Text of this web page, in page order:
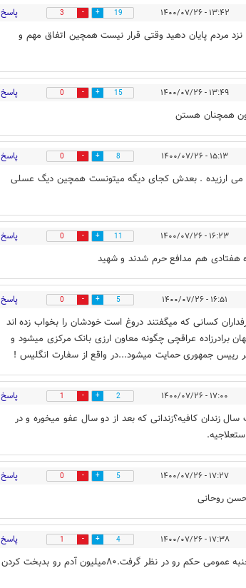
۱۳:۴۲ - ۱۴۰۰/۰۷/۲۶ 19
3 پاسخ
مردم پایان دهید وقتی قرار نیست همچین اتفاق مهم و
۱۳:۴۹ - ۱۴۰۰/۰۷/۲۶ 15
0 پاسخ
همچنان هستن
۱۵:۱۳ - ۱۴۰۰/۰۷/۲۶ 8
0 پاسخ
ارزیده . بعدش کجای دیگه میتونست همچین دیگ عسلی
۱۶:۲۳ - ۱۴۰۰/۰۷/۲۶ 11
0 پاسخ
هم مدافع حرم شدند و شهید
۱۶:۵۱ - ۱۴۰۰/۰۷/۲۶ 5
0 پاسخ
کسانی که میگفتند دروغ است خودشان را بخواب زده اند
برادرزاده عراقچی چگونه معاون ارزی بانک مرکزی میشود و
رییس جمهوری حمایت میشود...در واقع از سفارت انگلیس !
۱۷:۰۰ - ۱۴۰۰/۰۷/۲۶ 2
1 پاسخ
زندان کافیه؟زندانی که بعد از دو سال عفو میخوره و در
۱۷:۲۷ - ۱۴۰۰/۰۷/۲۶ 5
0 پاسخ
روحانی
۱۷:۳۸ - ۱۴۰۰/۰۷/۲۶ 4
1 پاسخ
واقعا هنگام صدور حکم نباید جنبه عمومی حکم رو در نظر گرفت.۸۰میلیون آدم رو بدبخت کردن